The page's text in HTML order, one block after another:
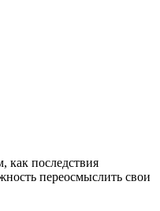
как последствия
переосмыслить свои